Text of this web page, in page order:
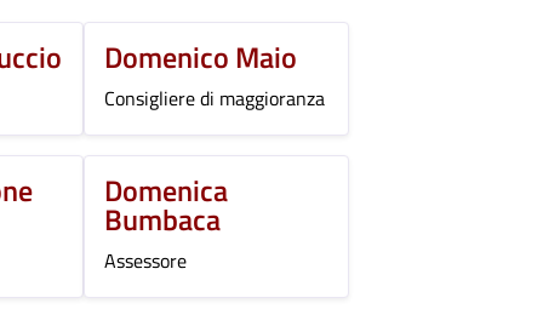
Domenico Maio
Consigliere di maggioranza
Domenica
Bumbaca
Assessore